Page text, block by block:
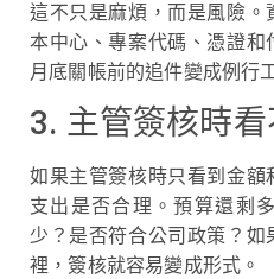
這不只是麻煩，而是風險
本中心、專案代碼、憑證
月底關帳前的追件變成例行
3. 主管簽核時
如果主管簽核時只看到金
支出是否合理。預算還剩
少？是否符合公司政策？
裡，簽核就容易變成形式。